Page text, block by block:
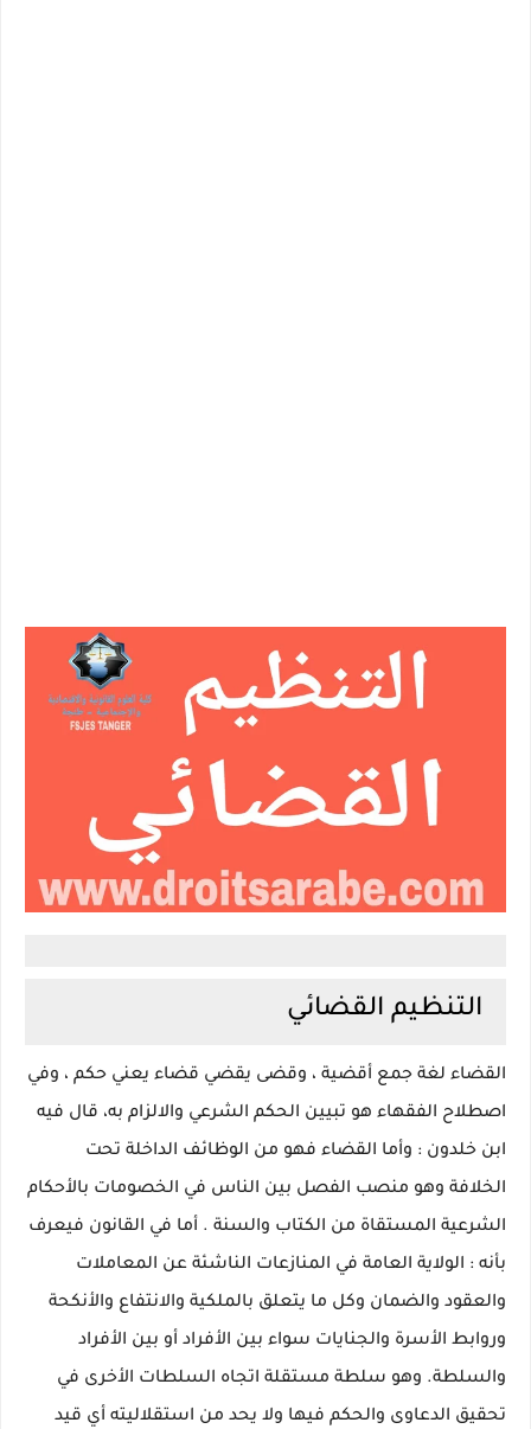
التنظيم القضائي
القضاء لغة جمع أقضية ، وقضى يقضي قضاء يعني حكم ، وفي
اصطلاح الفقهاء هو تبيين الحكم الشرعي والالزام به، قال فيه
ابن خلدون : وأما القضاء فهو من الوظائف الداخلة تحت
الخلافة وهو منصب الفصل بين الناس في الخصومات بالأحكام
الشرعية المستقاة من الكتاب والسنة . أما في القانون فيعرف
بأنه : الولاية العامة في المنازعات الناشئة عن المعاملات
والعقود والضمان وكل ما يتعلق بالملكية والانتفاع والأنكحة
وروابط الأسرة والجنايات سواء بين الأفراد أو بين الأفراد
والسلطة. وهو سلطة مستقلة اتجاه السلطات الأخرى في
تحقيق الدعاوى والحكم فيها ولا يحد من استقلاليته أي قيد